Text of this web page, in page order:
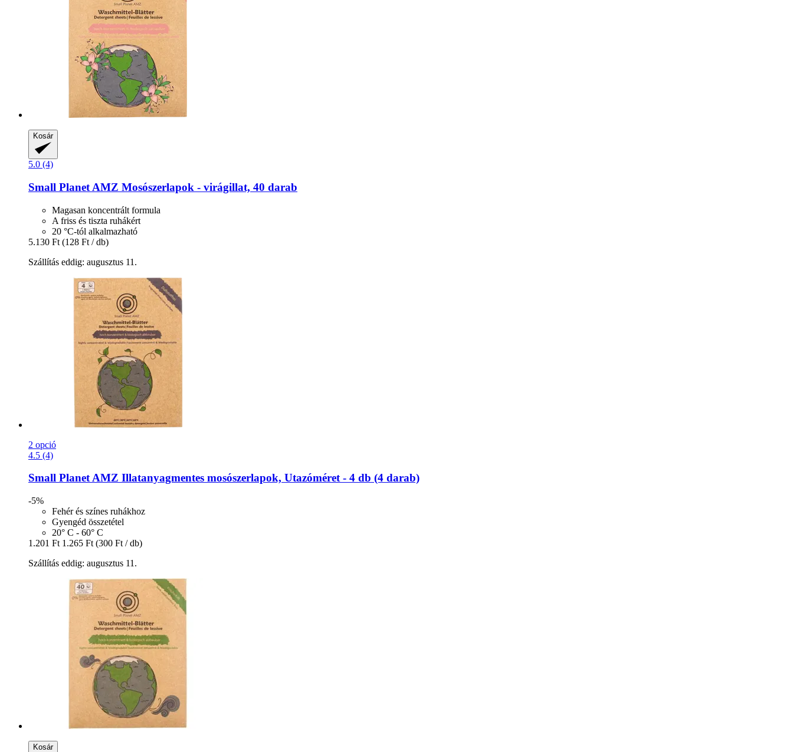
Kosár
5.0 (4)
Small Planet AMZ Mosószerlapok -​ virágillat, 40 darab
Magasan koncentrált formula
A friss és tiszta ruhákért
20 °C-tól alkalmazható
5.130 Ft (128 Ft / db)
Szállítás eddig: augusztus 11.
2 opció
4.5 (4)
Small Planet AMZ Illatanyagmentes mosószerlapok, Utazóméret -​ 4 db (4 darab)
-5%
Fehér és színes ruhákhoz
Gyengéd összetétel
20° C - 60° C
1.201 Ft 1.265 Ft (300 Ft / db)
Szállítás eddig: augusztus 11.
Kosár